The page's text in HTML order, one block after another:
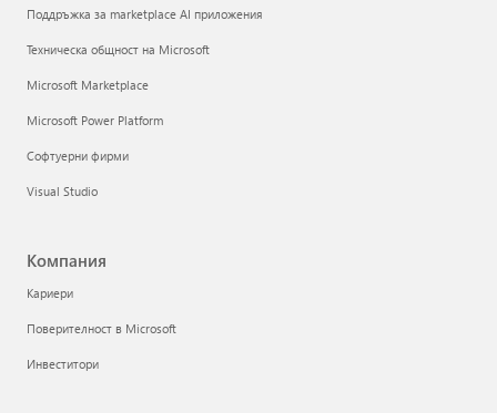
Поддръжка за marketplace AI приложения
Техническа общност на Microsoft
Microsoft Marketplace
Microsoft Power Platform
Софтуерни фирми
Visual Studio
Компания
Кариери
Поверителност в Microsoft
Инвеститори